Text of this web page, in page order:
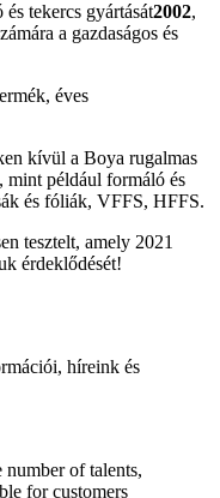
tekercs gyártását2002,
a gazdaságos és
éves
kívül a Boya rugalmas
mint például formáló és
és fóliák, VFFS, HFFS.
tesztelt, amely 2021
érdeklődését!
híreink és